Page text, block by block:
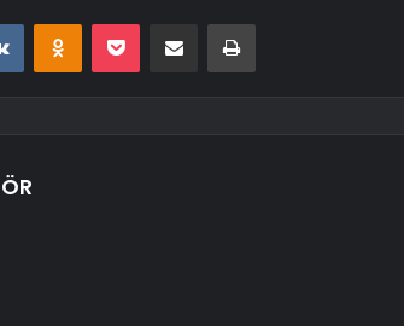
VKontakteOdnoklassniki
Pocket E-Posta ile paylaş Yazdır